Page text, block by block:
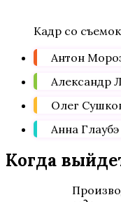
Кадр со
Антон
Александр
Олег
Анна
Когда